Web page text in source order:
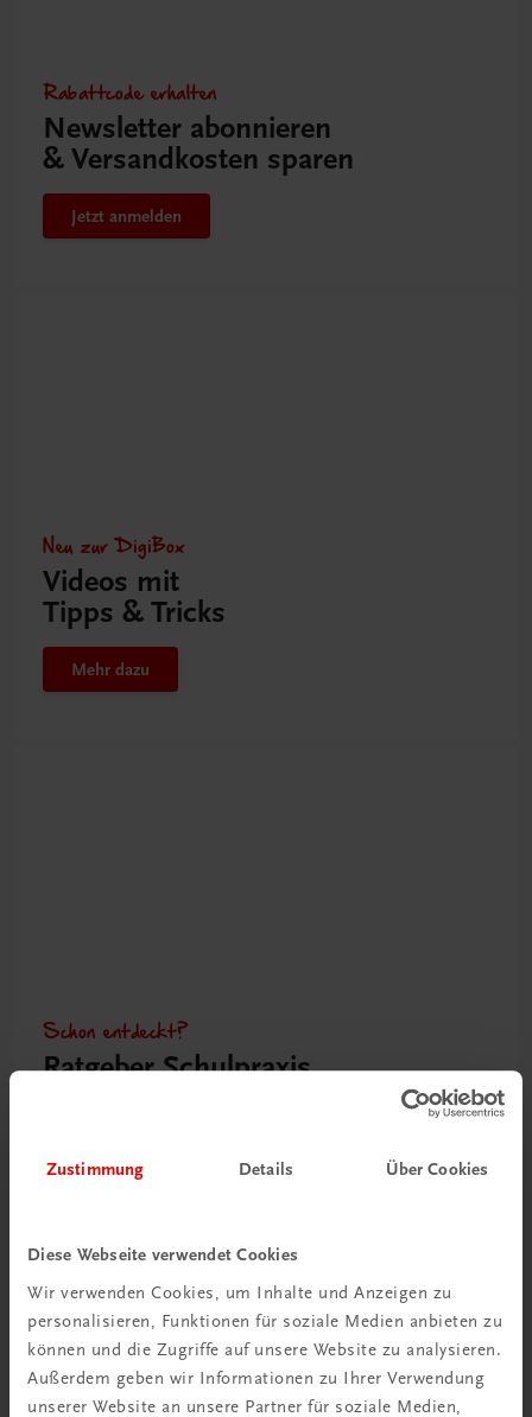
Zustimmung Details Über Cookies
Diese Webseite verwendet Cookies
Wir verwenden Cookies, um Inhalte und Anzeigen zu
personalisieren, Funktionen für soziale Medien anbieten zu
können und die Zugriffe auf unsere Website zu analysieren.
Außerdem geben wir Informationen zu Ihrer Verwendung
unserer Website an unsere Partner für soziale Medien,
Rabattcode erhalten
Newsletter abonnieren
& Versandkosten sparen
Jetzt anmelden
Neu zur DigiBox
Videos mit
Tipps & Tricks
Mehr dazu
Schon entdeckt?
Ratgeber Schulpraxis